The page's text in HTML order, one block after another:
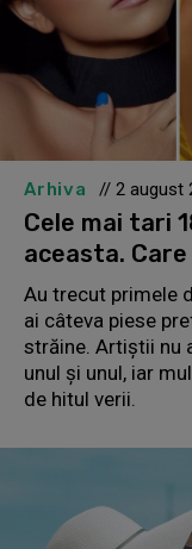
Arhiva // 2 august
Cele mai tari
aceasta.
Au trecut primele
ai câteva piese
străine. Artiștii nu
unul și unul, iar
de hitul verii.